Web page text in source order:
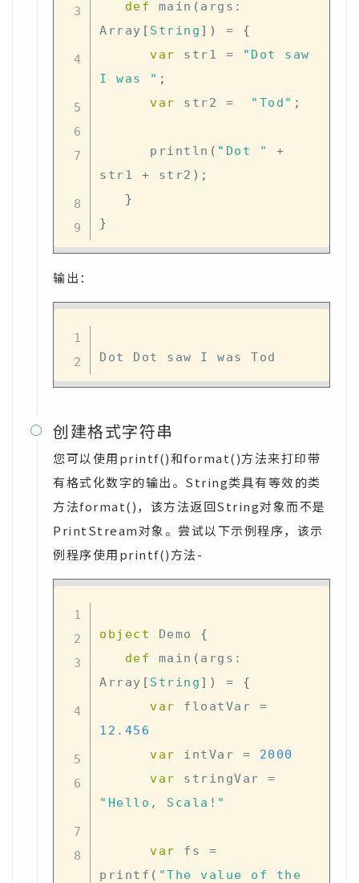
def main ( args :
Array [ String ] ) =
{
var str1 =
"Dot saw
I was " ;
var str2 = "Tod" ;
      println
( "Dot "
+
str1 + str2 ) ;
}
}
输出：
 创建格式字符串
您可以使用printf()和format()方法来打印带
有格式化数字的输出。String类具有等效的类
方法format()，该方法返回String对象而不是
PrintStream对象。尝试以下示例程序，该示
例程序使用printf()方法-
object Demo {
def
main ( args :
Array [ String ] ) =
{
var floatVar =
12.456
var intVar =
2000
var stringVar =
"Hello, Scala!"
var fs =
printf ( "The value of the